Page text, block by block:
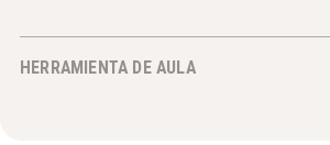
Acerca de NHD
HERRAMIENTA DE AULA